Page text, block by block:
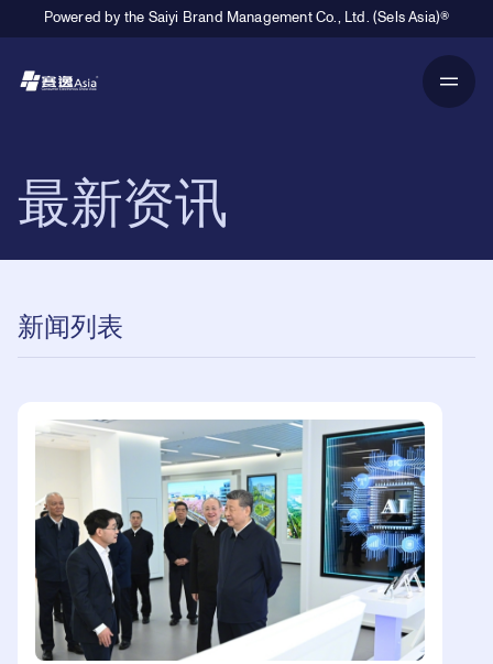
Powered by the Saiyi Brand Management Co., Ltd. (Sels Asia)®
最新资讯
新闻列表